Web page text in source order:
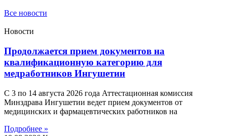
Все новости
Новости
Продолжается прием документов на
квалификационную категорию для
медработников Ингушетии
С 3 по 14 августа 2026 года Аттестационная комиссия
Минздрава Ингушетии ведет прием документов от
медицинских и фармацевтических работников на
Подробнее »